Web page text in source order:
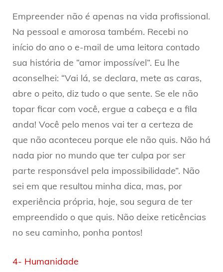
Empreender não é apenas na vida profissional.
Na pessoal e amorosa também. Recebi no
início do ano o e-mail de uma leitora contado
sua história de “amor impossível”. Eu lhe
aconselhei: “Vai lá, se declara, mete as caras,
abre o peito, diz tudo o que sente. Se ele não
topar ficar com você, ergue a cabeça e a fila
anda! Você pelo menos vai ter a certeza de
que não aconteceu porque ele não quis. Não há
nada pior no mundo que ter culpa por ser
parte responsável pela impossibilidade”. Não
sei em que resultou minha dica, mas, por
experiência própria, hoje, sou segura de ter
empreendido o que quis. Não deixe reticências
no seu caminho, ponha pontos!
4- Humanidade